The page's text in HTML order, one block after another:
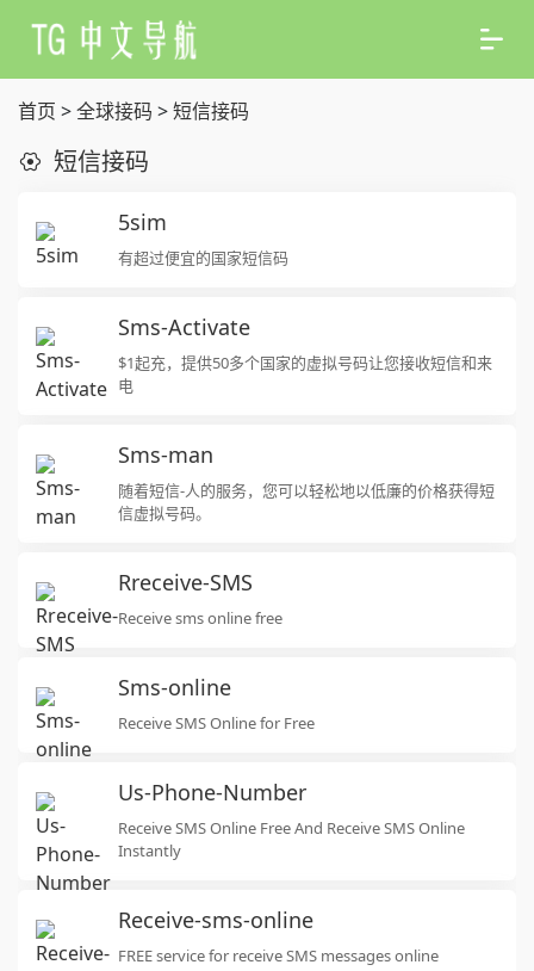
首页 >全球接码 >短信接码
短信接码
5sim
有超过便宜的国家短信码
Sms-Activate
$1起充，提供50多个国家的虚拟号码让您接收短信和来
电
Sms-man
随着短信-人的服务，您可以轻松地以低廉的价格获得短
信虚拟号码。
Rreceive-SMS
Receive sms online free
Sms-online
Receive SMS Online for Free
Us-Phone-Number
Receive SMS Online Free And Receive SMS Online
Instantly
Receive-sms-online
FREE service for receive SMS messages online